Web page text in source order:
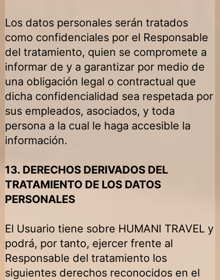
Los datos personales serán tratados
como confidenciales por el Responsable
del tratamiento, quien se compromete a
informar de y a garantizar por medio de
una obligación legal o contractual que
dicha confidencialidad sea respetada por
sus empleados, asociados, y toda
persona a la cual le haga accesible la
información.
13. DERECHOS DERIVADOS DEL
TRATAMIENTO DE LOS DATOS
PERSONALES
El Usuario tiene sobre HUMANI TRAVEL y
podrá, por tanto, ejercer frente al
Responsable del tratamiento los
siguientes derechos reconocidos en el